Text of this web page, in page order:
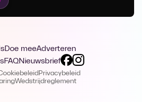
Doe meeAdverteren
FAQNieuwsbrief
Privacybeleid
Wedstrijdreglement